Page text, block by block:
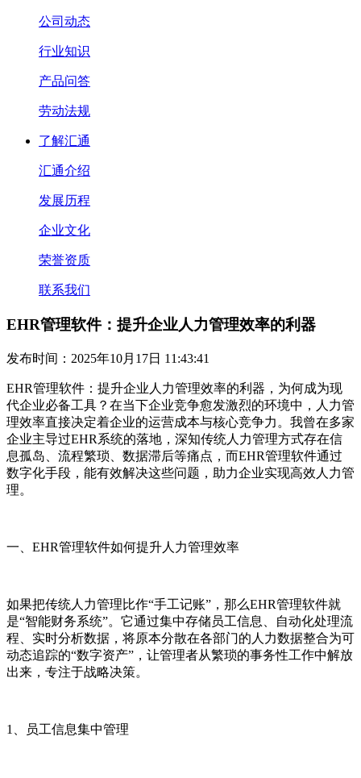
公司动态
行业知识
产品问答
劳动法规
了解汇通
汇通介绍
发展历程
企业文化
荣誉资质
联系我们
EHR管理软件：提升企业人力管理效率的利器
发布时间：2025年10月17日 11:43:41
EHR管理软件：提升企业人力管理效率的利器，为何成为现
代企业必备工具？在当下企业竞争愈发激烈的环境中，人力管
理效率直接决定着企业的运营成本与核心竞争力。我曾在多家
企业主导过EHR系统的落地，深知传统人力管理方式存在信
息孤岛、流程繁琐、数据滞后等痛点，而EHR管理软件通过
数字化手段，能有效解决这些问题，助力企业实现高效人力管
理。
一、EHR管理软件如何提升人力管理效率
如果把传统人力管理比作“手工记账”，那么EHR管理软件就
是“智能财务系统”。它通过集中存储员工信息、自动化处理流
程、实时分析数据，将原本分散在各部门的人力数据整合为可
动态追踪的“数字资产”，让管理者从繁琐的事务性工作中解放
出来，专注于战略决策。
1、员工信息集中管理